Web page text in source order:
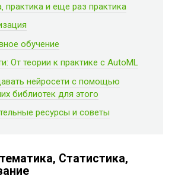
практика и еще раз практика
обучение
От теории к практике с AutoML
нейросети с помощью
библиотек для этого
ресурсы и советы
Статистика‚